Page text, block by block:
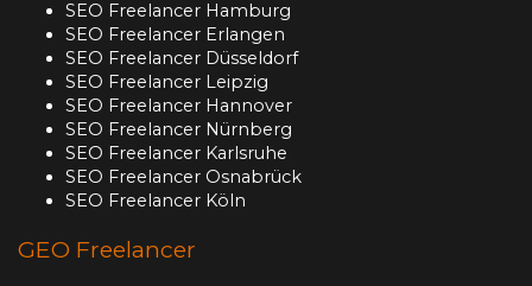
SEO Freelancer Hamburg
SEO Freelancer Erlangen
SEO Freelancer Düsseldorf
SEO Freelancer Leipzig
SEO Freelancer Hannover
SEO Freelancer Nürnberg
SEO Freelancer Karlsruhe
SEO Freelancer Osnabrück
SEO Freelancer Köln
GEO Freelancer